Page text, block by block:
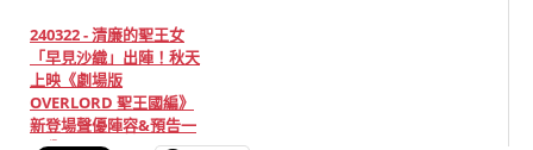
240322 - 清廉的聖王女
「早見沙織」出陣！秋天
上映《劇場版
OVERLORD 聖王國編》
新登場聲優陣容&預告一